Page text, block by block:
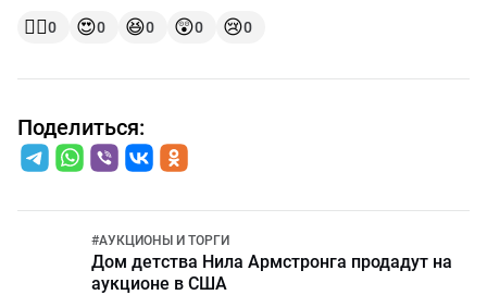
👍🏻0 😍0 😆0 😲0 😢0
Поделиться:
#АУКЦИОНЫ И ТОРГИ
Дом детства Нила Армстронга продадут на
аукционе в США